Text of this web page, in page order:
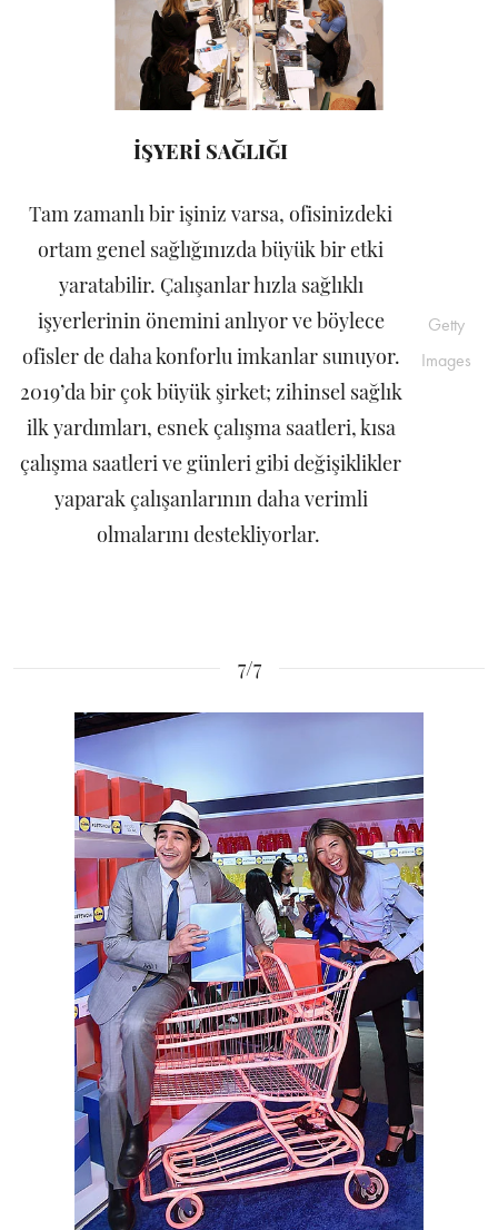
İŞYERİ SAĞLIĞI
Tam zamanlı bir işiniz varsa, ofisinizdeki
ortam genel sağlığınızda büyük bir etki
yaratabilir. Çalışanlar hızla sağlıklı
işyerlerinin önemini anlıyor ve böylece
ofisler de daha konforlu imkanlar sunuyor.
2019’da bir çok büyük şirket; zihinsel sağlık
ilk yardımları, esnek çalışma saatleri, kısa
çalışma saatleri ve günleri gibi değişiklikler
yaparak çalışanlarının daha verimli
olmalarını destekliyorlar.
Getty
Images
7/7